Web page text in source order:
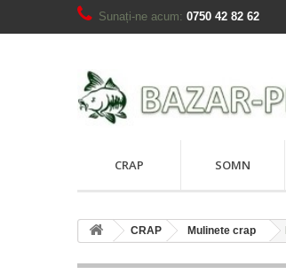
Sunați-ne acum: 0750 42 82 62
CRAP SOMN
CRAP Mulinete crap